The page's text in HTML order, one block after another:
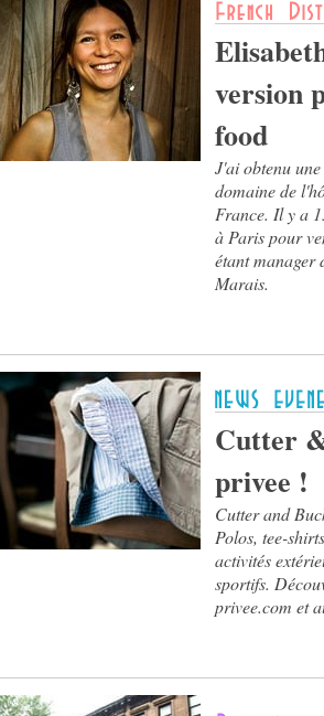
version
food
J'ai obtenu
domaine de
France. Il y a
à Paris pour
étant manager
Marais.
Cutter
privee !
Cutter and
Polos, tee-
activités
sportifs.
privee.com et